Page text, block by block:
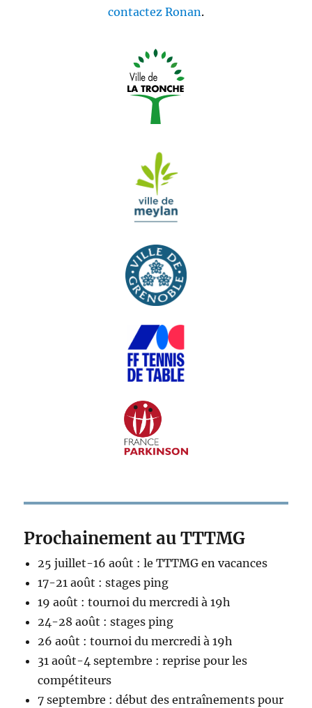
contactez Ronan.
Prochainement au TTTMG
25 juillet-16 août : le TTTMG en vacances
17-21 août : stages ping
19 août : tournoi du mercredi à 19h
24-28 août : stages ping
26 août : tournoi du mercredi à 19h
31 août-4 septembre : reprise pour les
compétiteurs
7 septembre : début des entraînements pour